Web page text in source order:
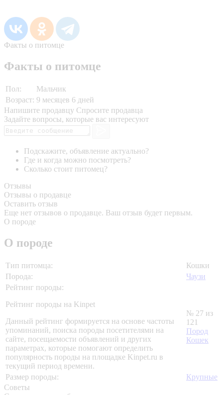
Факты о питомце
Факты о питомце
Пол:
Мальчик
Возраст: 9 месяцев 6 дней
Напишите продавцу Спросите продавца
Задайте вопросы, которые вас интересуют
Подскажите, объявление актуально?
Где и когда можно посмотреть?
Сколько стоит питомец?
Отзывы
Отзывы о продавце
Оставить отзыв
Еще нет отзывов о продавце. Ваш отзыв будет первым.
О породе
О породе
Тип питомца:
Кошки
Порода:
Чаузи
Рейтинг породы:
Рейтинг породы на Kinpet
Данный рейтинг формируется на основе частоты
упоминаний, поиска породы посетителями на
сайте, посещаемости объявлений и других
параметрах, которые помогают определить
популярность породы на площадке Kinpet.ru в
текущий период времени.
№ 27 из
121
Пород
Кошек
Размер породы:
Крупные
Советы